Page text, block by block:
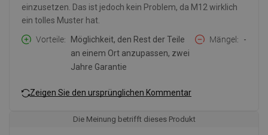
einzusetzen. Das ist jedoch kein Problem, da M12 wirklich
ein tolles Muster hat.
Vorteile
Möglichkeit, den Rest der Teile
an einem Ort anzupassen, zwei
Jahre Garantie
Mängel -
Zeigen Sie den ursprünglichen Kommentar
Die Meinung betrifft dieses Produkt